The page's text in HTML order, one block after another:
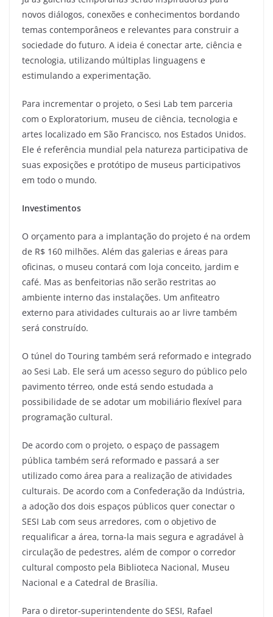
novos diálogos, conexões e conhecimentos bordando
temas contemporâneos e relevantes para construir a
sociedade do futuro. A ideia é conectar arte, ciência e
tecnologia, utilizando múltiplas linguagens e
estimulando a experimentação.
Para incrementar o projeto, o Sesi Lab tem parceria
com o Exploratorium, museu de ciência, tecnologia e
artes localizado em São Francisco, nos Estados Unidos.
Ele é referência mundial pela natureza participativa de
suas exposições e protótipo de museus participativos
em todo o mundo.
Investimentos
O orçamento para a implantação do projeto é na ordem
de R$ 160 milhões. Além das galerias e áreas para
oficinas, o museu contará com loja conceito, jardim e
café. Mas as benfeitorias não serão restritas ao
ambiente interno das instalações. Um anfiteatro
externo para atividades culturais ao ar livre também
será construído.
O túnel do Touring também será reformado e integrado
ao Sesi Lab. Ele será um acesso seguro do público pelo
pavimento térreo, onde está sendo estudada a
possibilidade de se adotar um mobiliário flexível para
programação cultural.
De acordo com o projeto, o espaço de passagem
pública também será reformado e passará a ser
utilizado como área para a realização de atividades
culturais. De acordo com a Confederação da Indústria,
a adoção dos dois espaços públicos quer conectar o
SESI Lab com seus arredores, com o objetivo de
requalificar a área, torna-la mais segura e agradável à
circulação de pedestres, além de compor o corredor
cultural composto pela Biblioteca Nacional, Museu
Nacional e a Catedral de Brasília.
Para o diretor-superintendente do SESI, Rafael